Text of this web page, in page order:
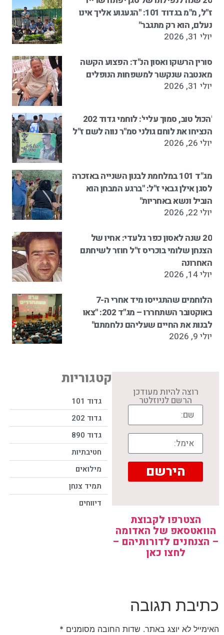
ז"ל, מ"מ בגדוד 101: "הגעגוע אליך אינו
נעלם, הוא רק מתגבר"
יולי 31, 2026
סורין הרשקו ואסון הנ"ד: הפצוע הקשה
מאנטבה שנקשר למשפחות הנופלים
יולי 31, 2026
'הכול טוב, סמוך עליי': לוחמי גדוד 202
הנציחו את לוחם גולני סמ"ר נווה לשם ז"ל
יולי 26, 2026
מג"ד 101 במלחמת לבנון השנייה באזכרה
לסגן אילן גבאי ז"ל: "ברגע המבחן הוא
הוביל ונשא באחריות"
יולי 22, 2026
20 שנה לאסון כפר גלעדי: אחיו של
הצנחן שלומי בוכריס ז"ל חוזר לשיחתם
האחרונה
יולי 14, 2026
הלוחמים שהתגייסו מיד אחרי ה-7
באוקטובר השתחררו – מג"ד 202: "צאו
לבנות את החיים שעליהם נלחמתם"
יולי 9, 2026
קטגוריות
גדוד 101
גדוד 202
גדוד 890
חטיבתיות
מילואים
תמיד צנחן
דיווחים
רוצה להיות מעודכן
הרשם לניוזלטר
הירשם
הצטרפו לקבוצת
הוואטסאפ של האדומה
– הצנחנים לדורותיהם –
לחצו כאן
כתיבת תגובה
האימייל לא יוצג באתר. שדות החובה מסומנים *